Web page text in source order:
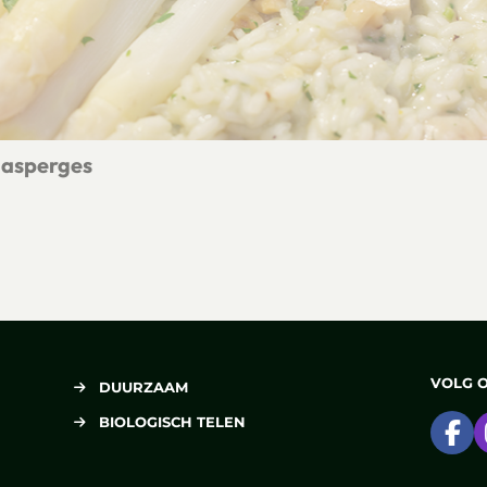
DUURZAAM
BIOLOGISCH TELEN
VOLG